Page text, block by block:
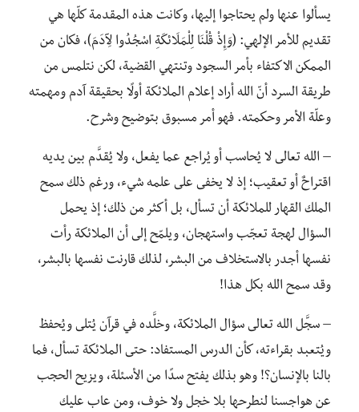
يسألوا عنها ولم يحتاجوا إليها، وكانت هذه المقدمة كلّها هي
تقديم للأمر الإلهي: (وَإِذْ قُلْنَا لِلْمَلَائِكَةِ اسْجُدُوا لِآدَمَ)، فكان من
الممكن الاكتفاء بأمر السجود وتنتهي القضية، لكن نتلمس من
طريقة السرد أنّ الله أراد إعلام الملائكة أولًا بحقيقة آدم ومهمته
وعلّة الأمر وحكمته. فهو أمر مسبوق بتوضيح وشرح.
– الله تعالى لا يُحاسب أو يُراجع عما يفعل، ولا يُقدَّم بين يديه
اقتراحٌ أو تعقيب؛ إذ لا يخفى على علمه شيء، ورغم ذلك سمح
الملك القهار للملائكة أن تسأل، بل أكثر من ذلك؛ إذ يحمل
السؤال لهجة تعجّب واستهجان، ويلمّح إلى أن الملائكة رأت
نفسها أجدر بالاستخلاف من البشر، لذلك قارنت نفسها بالبشر،
وقد سمح الله بكل هذا!
– سجَّل الله تعالى سؤال الملائكة، وخلَّده في قرآن يُتلى ويُحفظ
ويُتعبد بقراءته، كأن الدرس المستفاد: حتى الملائكة تسأل، فما
بالنا بالإنسان؟! وهو بذلك يفتح سدًا من الأسئلة، ويزيح الحجب
عن هواجسنا لنطرحها بلا خجل ولا خوف، ومن عاب عليك